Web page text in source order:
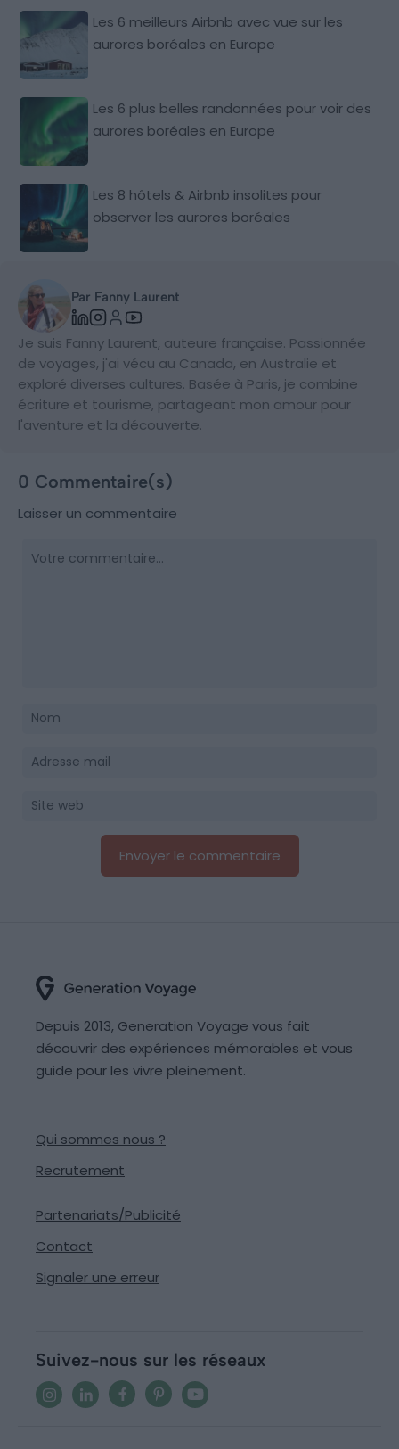
Les 6 meilleurs Airbnb avec vue sur les
aurores boréales en Europe
Les 6 plus belles randonnées pour voir des
aurores boréales en Europe
Les 8 hôtels & Airbnb insolites pour
observer les aurores boréales
Par Fanny Laurent
Je suis Fanny Laurent, auteure française. Passionnée
de voyages, j'ai vécu au Canada, en Australie et
exploré diverses cultures. Basée à Paris, je combine
écriture et tourisme, partageant mon amour pour
l'aventure et la découverte.
0 Commentaire(s)
Laisser un commentaire
Depuis 2013, Generation Voyage vous fait
découvrir des expériences mémorables et vous
guide pour les vivre pleinement.
Qui sommes nous ?
Recrutement
Partenariats/Publicité
Contact
Signaler une erreur
Suivez-nous sur les réseaux